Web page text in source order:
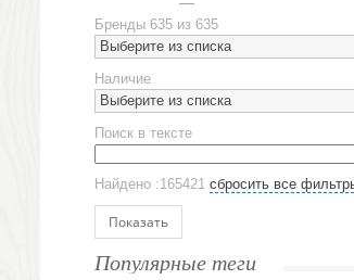
Наборы посуды
Предметы сервировки
Стаканы
Эко кружки
ЕВРОПОСУДА
Аксессуары
Ежедневники и блокноты
Датированные
Бренды 635 из 635
Выберите из списка
Наличие
Выберите из списка
Поиск в тексте
Найдено :165421 сбросить все
Показать
Популярные теги